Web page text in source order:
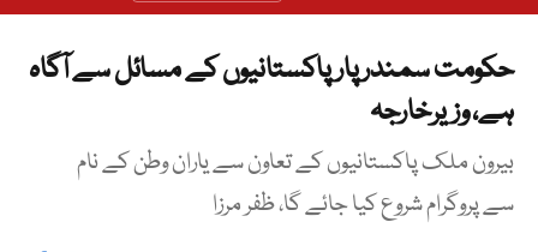
حکومت سمندر پار پاکستانیوں کے مسائل سے آگاہ
ہے، وزیرخارجہ
بیرون ملک پاکستانیوں کے تعاون سے یاران وطن کے نام
سے پروگرام شروع کیا جائے گا، ظفر مرزا